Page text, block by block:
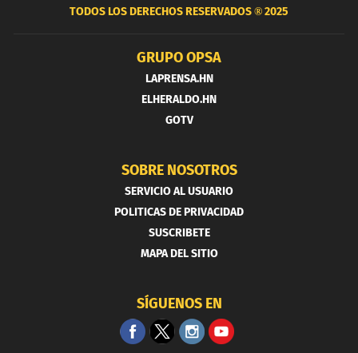
TODOS LOS DERECHOS RESERVADOS ®2025
GRUPO OPSA
LAPRENSA.HN
ELHERALDO.HN
GOTV
SOBRE NOSOTROS
SERVICIO AL USUARIO
POLITICAS DE PRIVACIDAD
SUSCRIBETE
MAPA DEL SITIO
SÍGUENOS EN